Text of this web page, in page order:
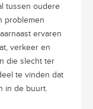
tussen oudere
problemen
ervaren
verkeer en
die slecht ter
te vinden dat
in de buurt.